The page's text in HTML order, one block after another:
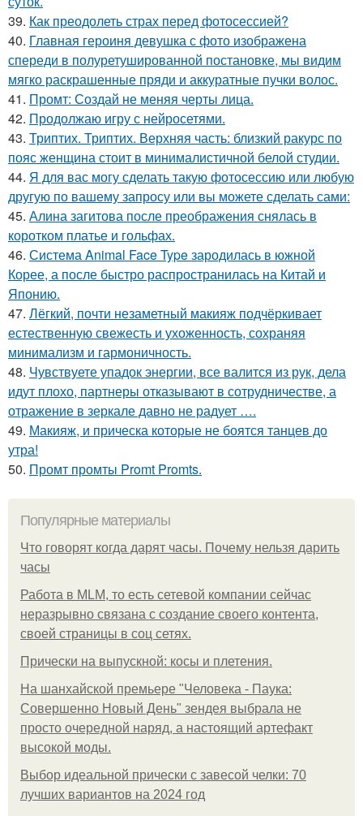
39. Как преодолеть страх перед фотосессией?
40. Главная героиня девушка с фото изображена
спереди в полуретушированной постановке, мы видим
мягко раскрашенные пряди и аккуратные пучки волос.
41. Промт: Создай не меняя черты лица.
42. Продолжаю игру с нейросетями.
43. Триптих. Триптих. Верхняя часть: близкий ракурс по
пояс женщина стоит в минималистичной белой студии.
44. Я для вас могу сделать такую фотосессию или любую
другую по вашему запросу или вы можете сделать сами:
45. Алина загитова после преображения снялась в
коротком платье и гольфах.
46. Система Animal Face Type зародилась в южной
Корее, а после быстро распространилась на Китай и
Японию.
47. Лёгкий, почти незаметный макияж подчёркивает
естественную свежесть и ухоженность, сохраняя
минимализм и гармоничность.
48. Чувствуете упадок энергии, все валится из рук, дела
идут плохо, партнеры отказывают в сотрудничестве, а
отражение в зеркале давно не радует ….
49. Макияж, и прическа которые не боятся танцев до
утра!
50. Промт промты Promt Promts.
Популярные материалы
Что говорят когда дарят часы. Почему нельзя дарить
часы
Работа в MLM, то есть сетевой компании сейчас
неразрывно связана с создание своего контента,
своей страницы в соц сетях.
Прически на выпускной: косы и плетения.
На шанхайской премьере "Человека - Паука:
Совершенно Новый День" зендея выбрала не
просто очередной наряд, а настоящий артефакт
высокой моды.
Выбор идеальной прически с завесой челки: 70
лучших вариантов на 2024 год